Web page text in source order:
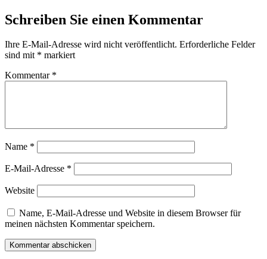
Schreiben Sie einen Kommentar
Ihre E-Mail-Adresse wird nicht veröffentlicht. Erforderliche Felder
sind mit * markiert
Kommentar *
Name *
E-Mail-Adresse *
Website
Name, E-Mail-Adresse und Website in diesem Browser für
meinen nächsten Kommentar speichern.